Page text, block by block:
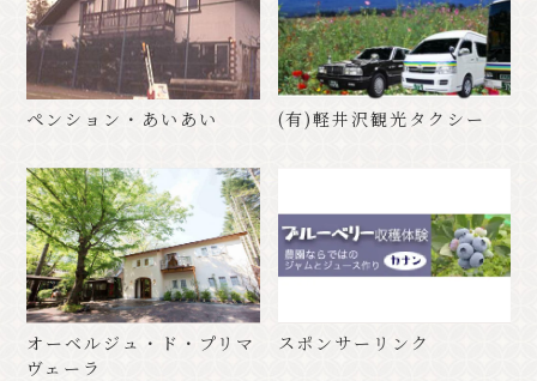
ペンション・あいあい (有)軽井沢観光タクシー
オーベルジュ・ド・プリマ
ヴェーラ
スポンサーリンク